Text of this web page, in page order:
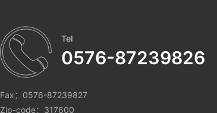
Tel
0576-87239826
Fax：0576-87239827
Zip-code：317600